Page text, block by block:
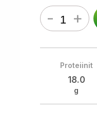
- +
Proteiinit
18.0
g